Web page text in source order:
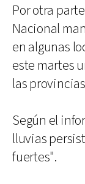
Por otra
Nacional
en algunas
este martes
las
Según el
lluvias
fuertes".